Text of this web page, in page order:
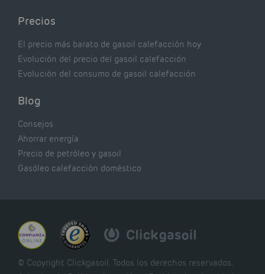
Precios
El precio más barato de gasoil calefacción hoy
Evolución del precio del gasoil calefacción
Evolución del consumo de gasoil calefacción
Blog
Consejos
Ahorrar energía
Precio de petróleo y gasoil
Gasóleo calefacción doméstico
© Copyright Clickgasoil. Todos los derechos reservados.